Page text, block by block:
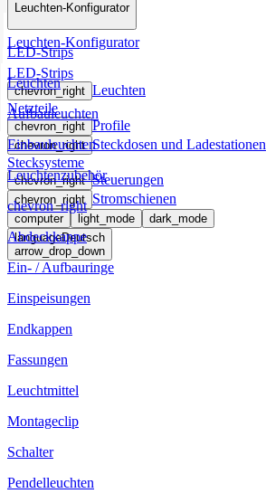
manufacturing
Leuchten-Konfigurator
LED-Strips
chevron_right Leuchten
Netzteile
chevron_right Profile
chevron_right Steckdosen und Ladestationen
Stecksysteme
chevron_right Steuerungen
chevron_right Stromschienen
computer light_mode
dark_mode
languageDeutsch
arrow_drop_down
Leuchten-Konfigurator
LED-Strips
Leuchten
Aufbauleuchten
Einbauleuchten
Leuchtenzubehör
chevron_right
Abdeckkappe
Ein- / Aufbauringe
Einspeisungen
Endkappen
Fassungen
Leuchtmittel
Montageclip
Schalter
Pendelleuchten